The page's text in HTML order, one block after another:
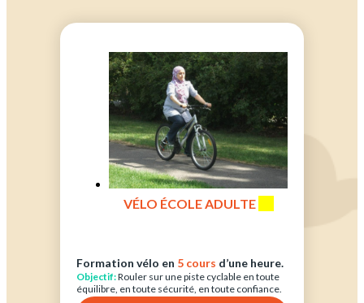
VÉLO ÉCOLE ADULTE
Formation vélo en 5 cours d’une heure.
Objectif:Rouler sur une piste cyclable en toute
équilibre, en toute sécurité, en toute confiance.